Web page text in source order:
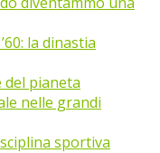
la dinastia
del pianeta
nelle grandi
sportiva